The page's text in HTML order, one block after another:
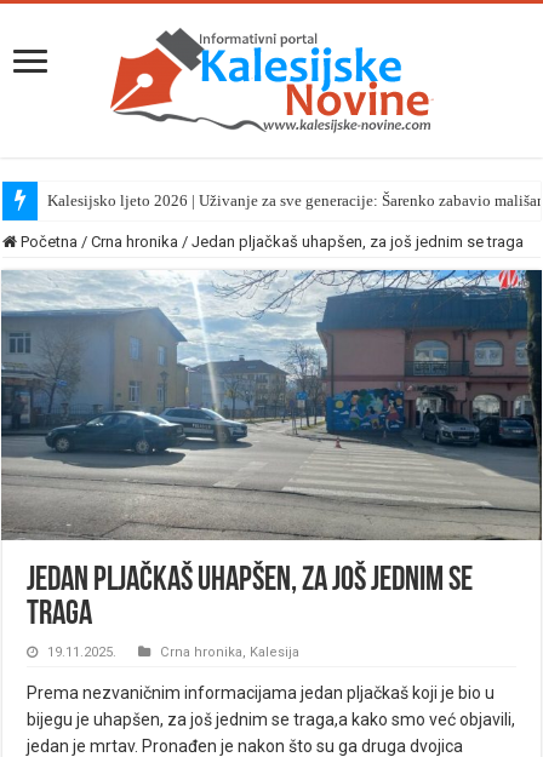
Kalesijsko ljeto 2026 | Uživanje za sve generacije: Šarenko zabavio
Početna / Crna hronika / Jedan pljačkaš uhapšen, za još jednim se traga
Jedan pljačkaš uhapšen, za još jednim se
traga
19.11.2025. Crna hronika, Kalesija
Prema nezvaničnim informacijama jedan pljačkaš koji je bio u
bijegu je uhapšen, za još jednim se traga,a kako smo već objavili,
jedan je mrtav. Pronađen je nakon što su ga druga dvojica